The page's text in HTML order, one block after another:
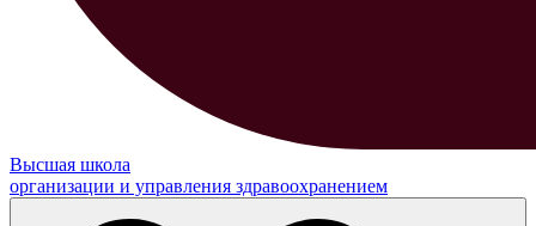
Высшая школа
организации и управления здравоохранением